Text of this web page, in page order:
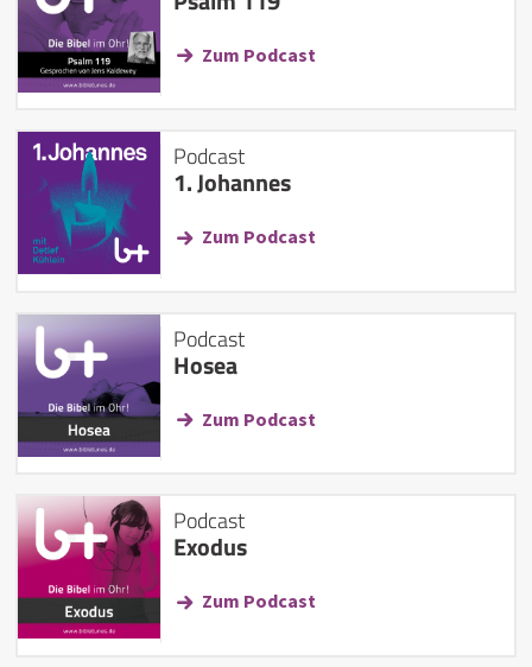
Zum Podcast
Podcast
1. Johannes
Zum Podcast
Podcast
Hosea
Zum Podcast
Podcast
Exodus
Zum Podcast